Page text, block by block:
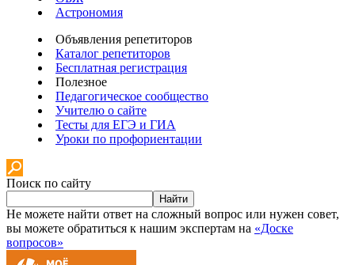
Астрономия
Объявления репетиторов
Каталог репетиторов
Бесплатная регистрация
Полезное
Педагогическое сообщество
Учителю о сайте
Тесты для ЕГЭ и ГИА
Уроки по профориентации
Поиск по сайту
Найти
Не можете найти ответ на сложный вопрос или нужен совет,
вы можете обратиться к нашим экспертам на «Доске
вопросов»